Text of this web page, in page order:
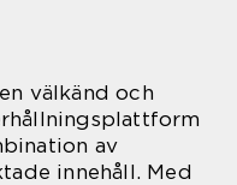
välkänd och
av
innehåll. Med